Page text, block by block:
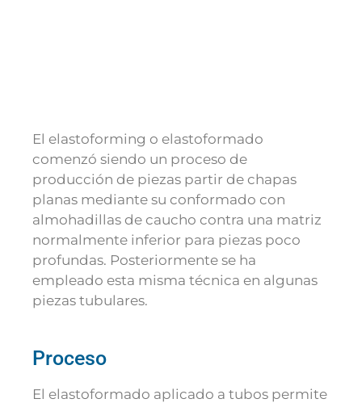
El elastoforming o elastoformado
comenzó siendo un proceso de
producción de piezas partir de chapas
planas mediante su conformado con
almohadillas de caucho contra una matriz
normalmente inferior para piezas poco
profundas. Posteriormente se ha
empleado esta misma técnica en algunas
piezas tubulares.
Proceso
El elastoformado aplicado a tubos permite